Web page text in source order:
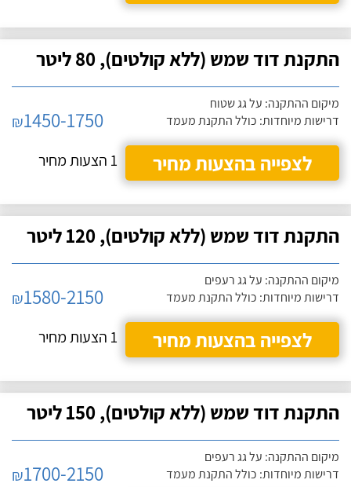
התקנת דוד שמש (ללא קולטים), 80 ליטר
מיקום ההתקנה: על גג שטוח
דרישות מיוחדות: כולל התקנת מעמד
₪1450-1750
לצפייה בהצעות מחיר
1 הצעות מחיר
התקנת דוד שמש (ללא קולטים), 120 ליטר
מיקום ההתקנה: על גג רעפים
דרישות מיוחדות: כולל התקנת מעמד
₪1580-2150
לצפייה בהצעות מחיר
1 הצעות מחיר
התקנת דוד שמש (ללא קולטים), 150 ליטר
מיקום ההתקנה: על גג רעפים
דרישות מיוחדות: כולל התקנת מעמד
₪1700-2150